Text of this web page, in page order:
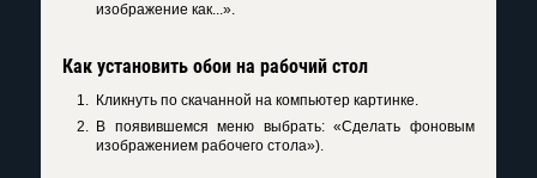
изображение как...».
Как установить обои на рабочий стол
Кликнуть по скачанной на компьютер картинке.
В появившемся меню выбрать: «Сделать фоновым
изображением рабочего стола»).